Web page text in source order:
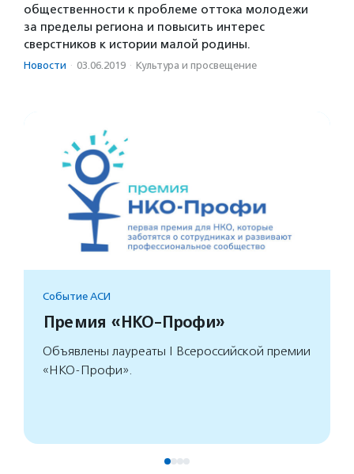
общественности к проблеме оттока молодежи
за пределы региона и повысить интерес
сверстников к истории малой родины.
Новости · 03.06.2019 · Культура и просвещение
Событие АСИ
Премия «НКО-Профи»
Объявлены лауреаты I Всероссийской премии
«НКО-Профи».